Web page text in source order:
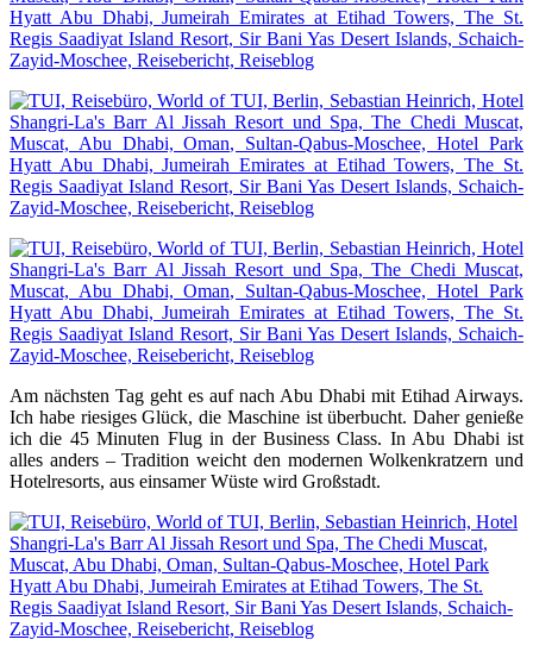
Am nächsten Tag geht es auf nach Abu Dhabi mit Etihad Airways.
Ich habe riesiges Glück, die Maschine ist überbucht. Daher genieße
ich die 45 Minuten Flug in der Business Class. In Abu Dhabi ist
alles anders – Tradition weicht den modernen Wolkenkratzern und
Hotelresorts, aus einsamer Wüste wird Großstadt.